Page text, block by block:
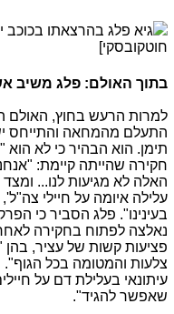
גיא פלג בהרצאתו בכוכב
חוטקובסקי]
בתוך האולם: פלג משיב
למרות הרעש בחוץ, האולם
התעלם מהמחאה והתייחס
תימן. הוא הבהיר כי לא
חקירה שהייתה קיימת:
האלה לא מגיעות לנו...
עלילה איומה על חיילי
בעינינו". פלג הסביר כי
נאלצה לפתוח בחקירה
פציעות קשות של עציר,
צלעות והמטומה בכל הגוף".
עיתונאי בעלילת דם על
שאפשר להגיד".